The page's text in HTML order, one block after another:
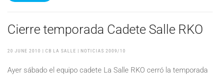
Cierre temporada Cadete Salle RKO
20 JUNE 2010 | CB LA SALLE | NOTICIAS 2009/10
Ayer sábado el equipo cadete La Salle RKO cerró la temporada